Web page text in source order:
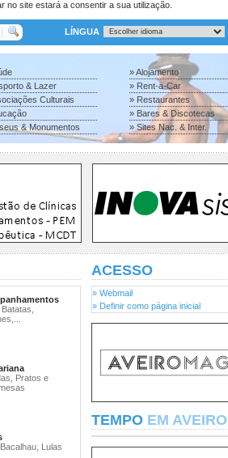
no site estará a consentir a sua utilização.
LÍNGUA
& Lazer
Culturais
& Monumentos
» Alojamento
» Rent-a-Car
» Restaurantes
» Bares & Discotecas
» Sites Nac. & Inter.
Pratos e
Lulas
ACESSO
» Webmail
» Definir como página inicial
TEMPO EM AVEIRO